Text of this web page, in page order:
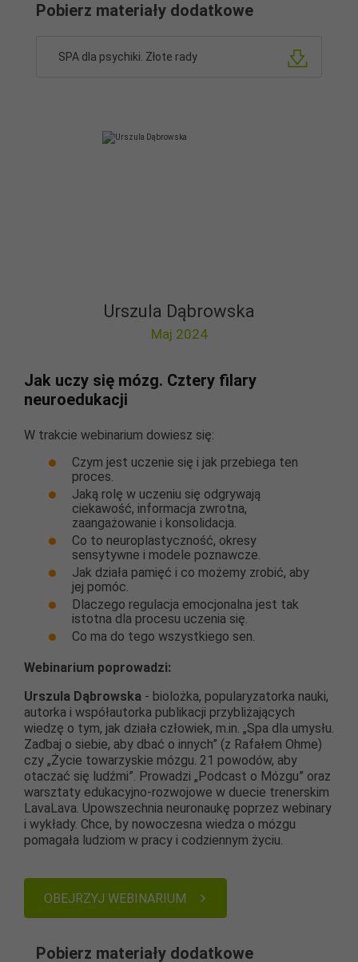
Pobierz materiały dodatkowe
SPA dla psychiki. Złote rady
Urszula Dąbrowska
Maj 2024
Jak uczy się mózg. Cztery filary
neuroedukacji
W trakcie webinarium dowiesz się:
Czym jest uczenie się i jak przebiega ten
proces.
Jaką rolę w uczeniu się odgrywają
ciekawość, informacja zwrotna,
zaangażowanie i konsolidacja.
Co to neuroplastyczność, okresy
sensytywne i modele poznawcze.
Jak działa pamięć i co możemy zrobić, aby
jej pomóc.
Dlaczego regulacja emocjonalna jest tak
istotna dla procesu uczenia się.
Co ma do tego wszystkiego sen.
Webinarium poprowadzi:
Urszula Dąbrowska - biolożka, popularyzatorka nauki,
autorka i współautorka publikacji przybliżających
wiedzę o tym, jak działa człowiek, m.in. „Spa dla umysłu.
Zadbaj o siebie, aby dbać o innych” (z Rafałem Ohme)
czy „Życie towarzyskie mózgu. 21 powodów, aby
otaczać się ludźmi”. Prowadzi „Podcast o Mózgu” oraz
warsztaty edukacyjno-rozwojowe w duecie trenerskim
LavaLava. Upowszechnia neuronaukę poprzez webinary
i wykłady. Chce, by nowoczesna wiedza o mózgu
pomagała ludziom w pracy i codziennym życiu.
OBEJRZYJ WEBINARIUM
Pobierz materiały dodatkowe